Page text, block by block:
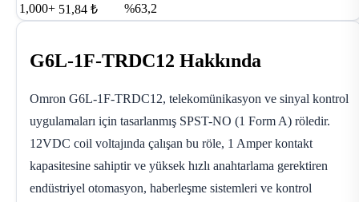
1,000+ 51,84 ₺ %63,2
G6L-1F-TRDC12 Hakkında
Omron G6L-1F-TRDC12, telekomünikasyon ve sinyal kontrol
uygulamaları için tasarlanmış SPST-NO (1 Form A) röledir.
12VDC coil voltajında çalışan bu röle, 1 Amper kontakt
kapasitesine sahiptir ve yüksek hızlı anahtarlama gerektiren
endüstriyel otomasyon, haberleşme sistemleri ve kontrol